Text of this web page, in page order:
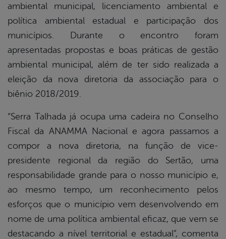
ambiental municipal, licenciamento ambiental e
política ambiental estadual e participação dos
municípios. Durante o encontro foram
apresentadas propostas e boas práticas de gestão
ambiental municipal, além de ter sido realizada a
eleição da nova diretoria da associação para o
biênio 2018/2019.
“Serra Talhada já ocupa uma cadeira no Conselho
Fiscal da ANAMMA Nacional e agora passamos a
compor a nova diretoria, na função de vice-
presidente regional da região do Sertão, uma
responsabilidade grande para o nosso município e,
ao mesmo tempo, um reconhecimento pelos
esforços que o município vem desenvolvendo em
nome de uma política ambiental eficaz, que vem se
destacando a nível territorial e estadual”, comenta